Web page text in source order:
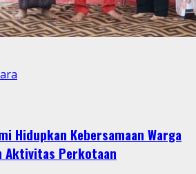
Hidupkan Kebersamaan Warga
Aktivitas Perkotaan